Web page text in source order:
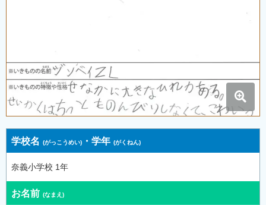
学校名 ・学年
奈義小学校 1年
お名前